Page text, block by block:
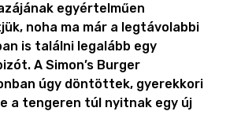
egyértelműen
noha ma már a legtávolabbi
is találni legalább egy
A Simon’s Burger
úgy döntöttek, gyerekkori
a tengeren túl nyitnak egy új